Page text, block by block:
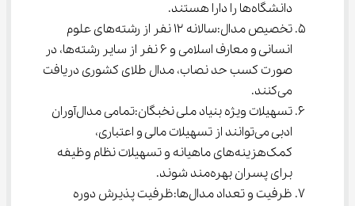
دانشگاه‌ها را دارا هستند.
تخصیص مدال:سالانه ۱۲ نفر از رشته‌های علوم
انسانی و معارف اسلامی و ۶ نفر از سایر رشته‌ها، در
صورت کسب حد نصاب، مدال طلای کشوری دریافت
می‌کنند.
تسهیلات ویژه بنیاد ملی نخبگان:تمامی مدال‌آوران
ادبی می‌توانند از تسهیلات مالی و اعتباری،
کمک‌هزینه‌های ماهیانه و تسهیلات نظام وظیفه
برای پسران بهره‌مند شوند.
ظرفیت و تعداد مدال‌ها:ظرفیت پذیرش دوره